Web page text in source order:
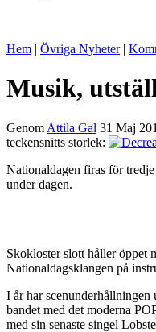
Hem | Övriga Nyheter|
Musik,
Genom Attila Gal 31 Maj
teckensnitts storlek:
Nationaldagen firas för
under dagen.
Skokloster slott håller öppet
Nationaldagsklangen på
I år har scenunderhållningen
bandet med det moderna
med sin senaste singel